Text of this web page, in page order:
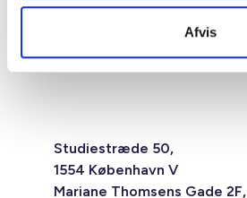
Afvis
Studiestræde 50,
1554 København V
Mariane Thomsens Gade 2F,